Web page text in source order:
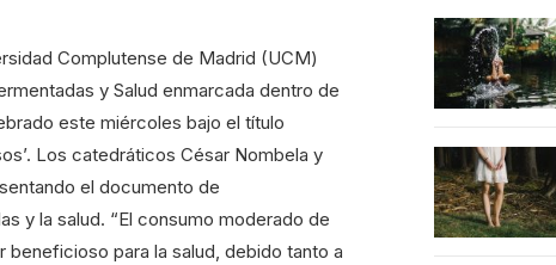
Complutense de Madrid (UCM)
y Salud enmarcada dentro de
este miércoles bajo el título
Los catedráticos César Nombela y
el documento de
y la salud. “El consumo moderado de
para la salud, debido tanto a